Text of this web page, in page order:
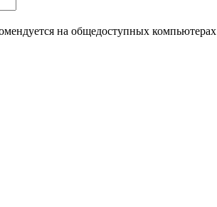
на общедоступных компьютерах